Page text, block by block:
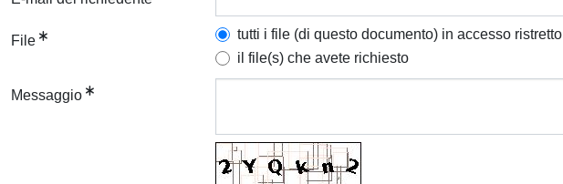
File
tutti i file (di questo documento) in accesso ristretto
il file(s) che avete richiesto
Messaggio